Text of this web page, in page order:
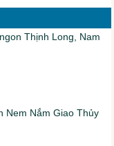
Thịnh Long, Nam
Nem Nắm Giao Thủy